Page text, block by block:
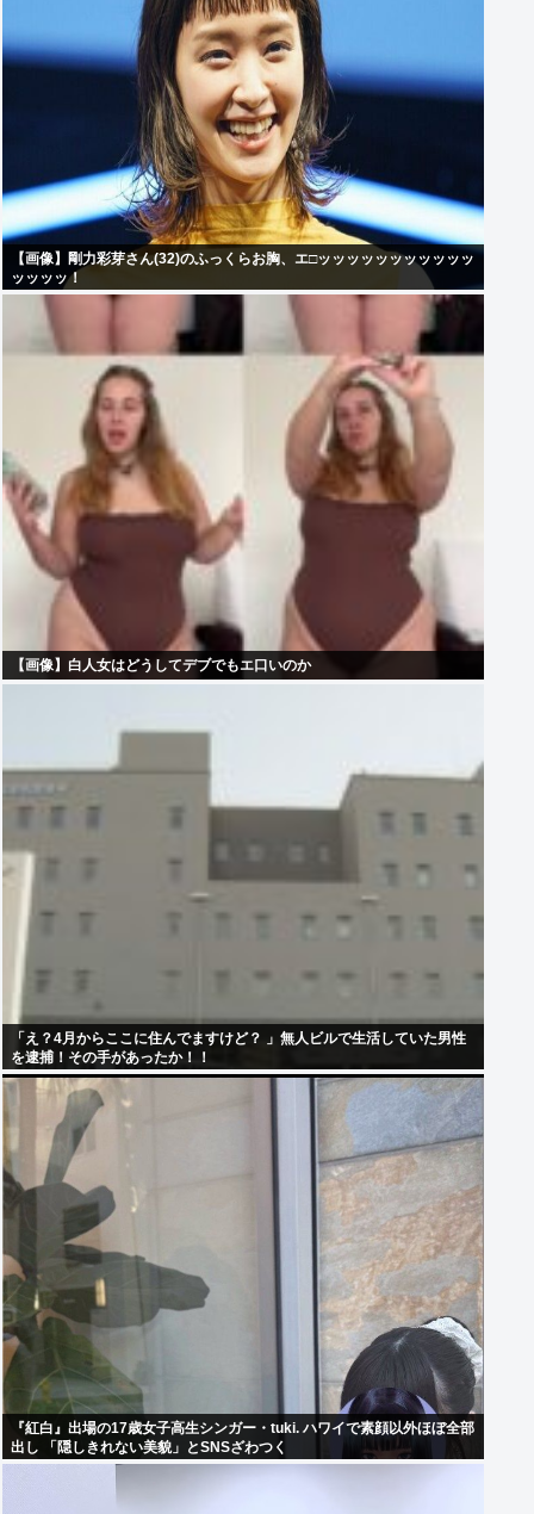
【画像】剛力彩芽さん(32)のふっくらお胸、エ□ッッッッッッッッッッッ
ッッッッ！
【画像】白人女はどうしてデブでもエ口いのか
「え？4月からここに住んでますけど？ 」無人ビルで生活していた男性
を逮捕！その手があったか！！
『紅白』出場の17歳女子高生シンガー・tuki. ハワイで素顔以外ほぼ全部
出し 「隠しきれない美貌」とSNSざわつく